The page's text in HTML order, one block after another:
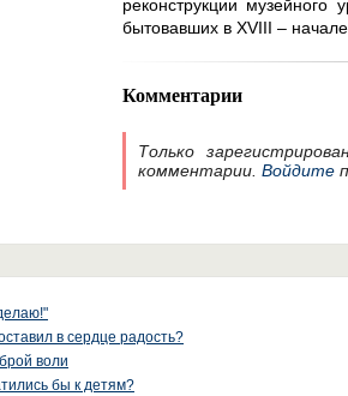
реконструкции
бытовавших в XVIII –
Комментарии
Только
комментарии. Войдите
в сердце радость?
воли
бы к детям?